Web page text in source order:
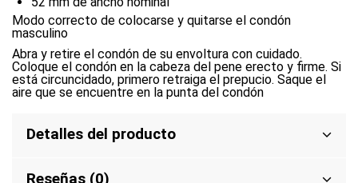
Modo correcto de colocarse y quitarse el condón
masculino
Abra y retire el condón de su envoltura con cuidado.
Coloque el condón en la cabeza del pene erecto y firme. Si
está circuncidado, primero retraiga el prepucio. Saque el
aire que se encuentre en la punta del condón
Detalles del producto
Reseñas (0)